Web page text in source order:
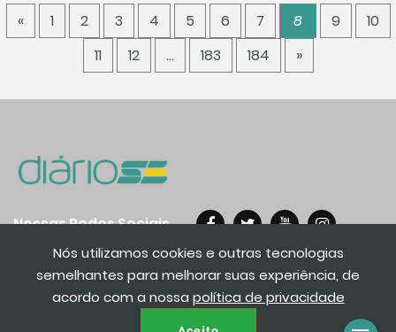
« 1 2 3 4 5 6 7 8 9
10
11
12 … 183 184 »
Nós utilizamos cookies e outras tecnologias
semelhantes para melhorar suas experiência, de
acordo com a nossa política de privacidade
Nossas Redes Sociais